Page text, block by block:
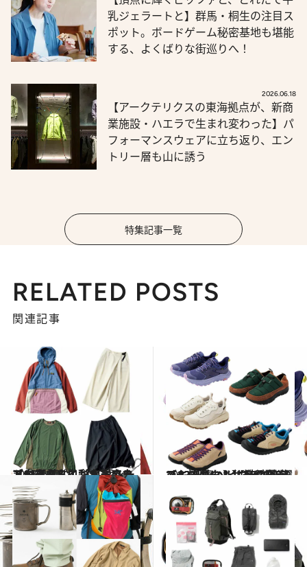
乳ジェラートと】群馬・桐生の注目ス
ポット。ボードゲーム秘密基地も堪能
する、よくばりな街巡りへ！
2026.06.18
【アークテリクスの東海拠点が、新商
業施設・ハエラで生まれ変わった】パ
フォーマンスウェアに立ち返り、エン
トリー層も山に誘う
特集記事一覧
RELATED POSTS
関連記事
2023.11.4
【#1を読む】【紅葉シーズンをさらに彩る】アウトドアのプロがすすめる アウター＆インナーウェア11選
ライフスタイル 2023.11.4
【#2を読む】【秋の外遊びも快適に！】普段履きでもOK。ヘビロテできるスニーカー＆サンダル9選
ライフスタイル